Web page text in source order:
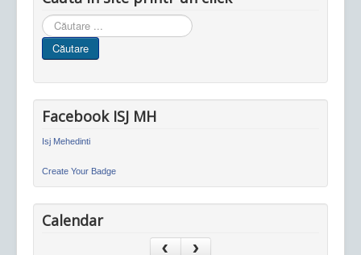
Cauta
in
site
Căutare
Facebook ISJ MH
Isj Mehedinti
Create Your Badge
Calendar